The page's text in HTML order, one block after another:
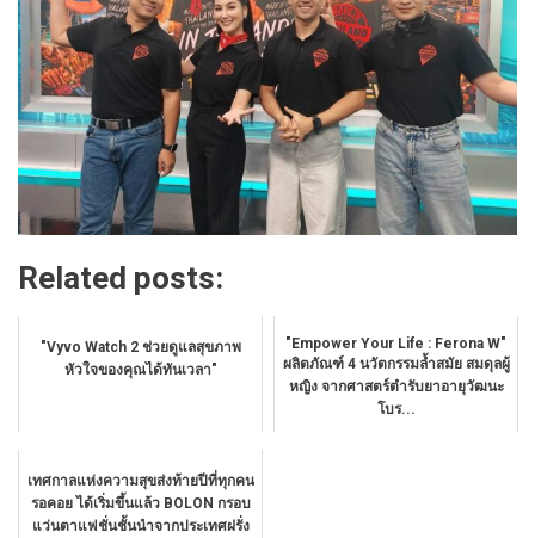
Related posts:
"Vyvo Watch 2 ช่วยดูแลสุขภาพ
หัวใจของคุณได้ทันเวลา"
"Empower Your Life : Ferona W"
ผลิตภัณฑ์ 4 นวัตกรรมล้ำสมัย สมดุลผู้
หญิง จากศาสตร์ตำรับยาอายุวัฒนะ
โบร...
เทศกาลแห่งความสุขส่งท้ายปีที่ทุกคน
รอคอย ได้เริ่มขึ้นแล้ว BOLON กรอบ
แว่นตาแฟชั่นชั้นนำจากประเทศฝรั่ง